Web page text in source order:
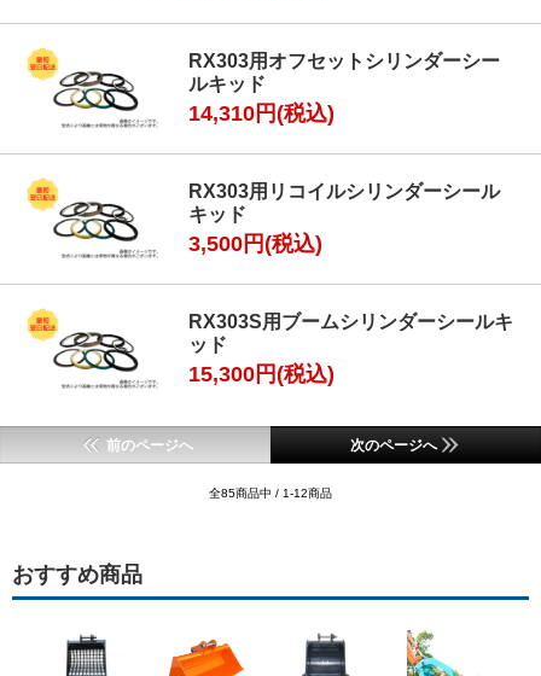
RX303用オフセットシリンダーシー
ルキッド
14,310円(税込)
RX303用リコイルシリンダーシール
キッド
3,500円(税込)
RX303S用ブームシリンダーシールキ
ッド
15,300円(税込)
前のページへ 次のページへ
全85商品中 / 1-12商品
おすすめ商品